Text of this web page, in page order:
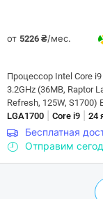
от 5226 ₴/мес.
Процессор Intel Core
3.2GHz (36MB, Raptor
Refresh, 125W, S1700)
(BX8071514900K)
LGA1700 Core i9 24
Бесплатная
Отправим